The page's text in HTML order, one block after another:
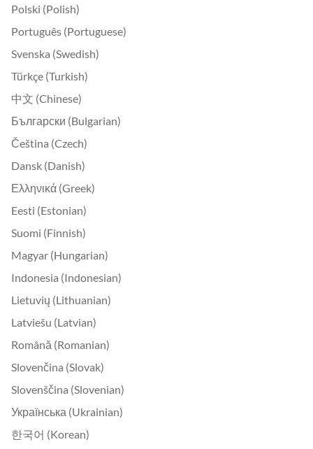
Polski (Polish)
Português (Portuguese)
Svenska (Swedish)
Türkçe (Turkish)
中文 (Chinese)
Български (Bulgarian)
Čeština (Czech)
Dansk (Danish)
Ελληνικά (Greek)
Eesti (Estonian)
Suomi (Finnish)
Magyar (Hungarian)
Indonesia (Indonesian)
Lietuvių (Lithuanian)
Latviešu (Latvian)
Română (Romanian)
Slovenčina (Slovak)
Slovenščina (Slovenian)
Українська (Ukrainian)
한국어 (Korean)